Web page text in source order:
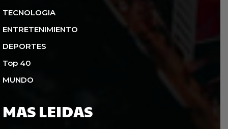
TECNOLOGIA
ENTRETENIMIENTO
DEPORTES
Top 40
MUNDO
MAS LEIDAS